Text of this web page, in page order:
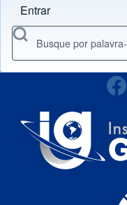
Menu do usuário
Entrar
Search